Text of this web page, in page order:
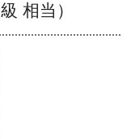
相当）